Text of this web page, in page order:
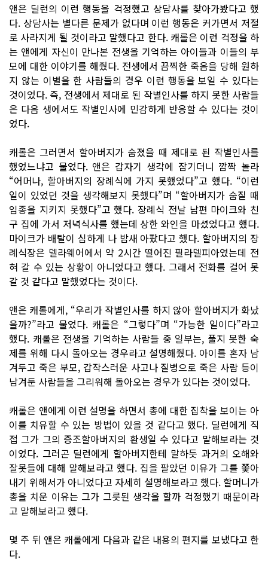
앤은 딜런의 이런 행동을 걱정했고 상담사를 찾아가봤다고 했
다. 상담사는 별다른 문제가 없다며 이런 행동은 커가면서 저절
로 사라지게 될 것이라고 말했다고 한다. 캐롤은 이런 걱정을 하
는 앤에게 자신이 만나본 전생을 기억하는 아이들과 이들의 부
모에 대한 이야기를 해줬다. 전생에서 끔찍한 죽음을 당해 원하
지 않는 이별을 한 사람들의 경우 이런 행동을 보일 수 있다는
것이었다. 즉, 전생에서 제대로 된 작별인사를 하지 못한 사람들
은 다음 생에서도 작별인사에 민감하게 반응할 수 있다는 것이
었다.
캐롤은 그러면서 할아버지가 숨졌을 때 제대로 된 작별인사를
했었느냐고 물었다. 앤은 갑자기 생각에 잠기더니 깜짝 놀라
“어머나, 할아버지의 장례식에 가지 못했었다”고 했다. “이런
일이 있었던 것을 생각해보지 못했다”며 “할아버지가 숨질 때
임종을 지키지 못했다”고 했다. 장례식 전날 남편 마이크와 친
구 집에 가서 저녁식사를 했는데 상한 와인을 마셨었다고 했다.
마이크가 배탈이 심하게 나 밤새 아팠다고 했다. 할아버지의 장
례식장은 델라웨어에서 약 2시간 떨어진 필라델피아였는데 전
혀 갈 수 있는 상황이 아니었다고 했다. 그래서 전화를 걸어 못
갈 것 같다고 말했었다는 것이다.
앤은 캐롤에게, “우리가 작별인사를 하지 않아 할아버지가 화났
을까?”라고 물었다. 캐롤은 “그렇다”며 “가능한 일이다”라고
했다. 캐롤은 전생을 기억하는 사람들 중 일부는, 풀지 못한 숙
제를 위해 다시 돌아오는 경우라고 설명해줬다. 아이를 혼자 남
겨두고 죽은 부모, 갑작스러운 사고나 질병으로 죽은 사람 등이
남겨둔 사람들을 그리워해 돌아오는 경우가 있다는 것이었다.
캐롤은 앤에게 이런 설명을 하면서 총에 대한 집착을 보이는 아
이를 치유할 수 있는 방법이 있을 것 같다고 했다. 딜런에게 직
접 그가 그의 증조할아버지의 환생일 수 있다고 말해보라는 것
이었다. 그러곤 딜런에게 할아버지한테 말하듯 과거의 오해와
잘못들에 대해 말해보라고 했다. 집을 팔았던 이유가 그를 쫓아
내기 위해서가 아니었다고 자세히 설명해보라고 했다. 할머니가
총을 치운 이유는 그가 그릇된 생각을 할까 걱정했기 때문이라
고 말해보라고 했다.
몇 주 뒤 앤은 캐롤에게 다음과 같은 내용의 편지를 보냈다고 한
다.